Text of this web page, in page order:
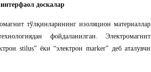
доскалар
тўлқинларининг изоляцион материаллар
фойдаланилган. Электромагнит
stilus” ёки “электрон marker” деб аталувчи